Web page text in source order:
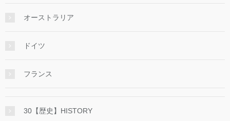
オーストラリア
ドイツ
フランス
30【歴史】HISTORY